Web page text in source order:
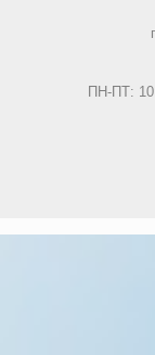
ПН-ПТ: